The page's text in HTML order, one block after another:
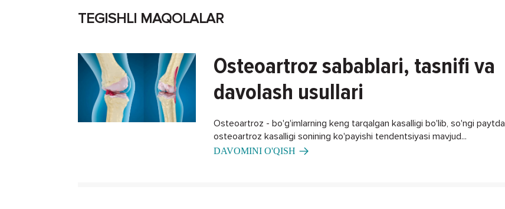
TEGISHLI MAQOLALAR
Osteoartroz sabablari, tasnifi va
davolash usullari
Osteoartroz - bo'g'imlarning keng tarqalgan kasalligi bo'lib, so'ngi paytda
osteoartroz kasalligi sonining ko'payishi tendentsiyasi mavjud...
DAVOMINI O'QISH